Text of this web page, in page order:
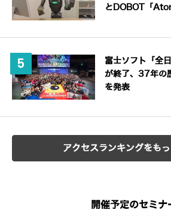
とDOBOT「
富士ソフト「全
が終了、37年の
を発表
アクセスランキングをも
開催予定のセミナ